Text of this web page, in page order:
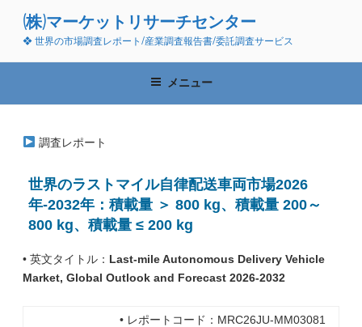
ン
(株)マーケットリサーチセンター
❖ 世界の市場調査レポート/産業調査報告書/委託調査サービス
メニュー
調査レポート
世界のラストマイル自律配送車両市場2026
年-2032年：積載量 ＞ 800 kg、積載量 200～
800 kg、積載量 ≤ 200 kg
• 英文タイトル： Last-mile Autonomous Delivery Vehicle
Market, Global Outlook and Forecast 2026-2032
• レポートコード：MRC26JU-MM03081